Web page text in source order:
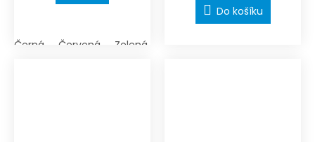
Černá Červená Zelená
Do košíku